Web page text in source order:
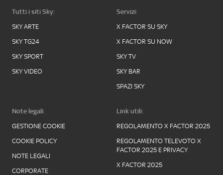
Tutti i siti Sky:
SKY ARTE
SKY TG24
SKY SPORT
SKY VIDEO
Servizi:
X FACTOR SU SKY
X FACTOR SU NOW
SKY TV
SKY BAR
SPAZI SKY
Note legali:
GESTIONE COOKIE
COOKIE POLICY
NOTE LEGALI
CORPORATE
Link utili:
REGOLAMENTO X FACTOR 2025
REGOLAMENTO TELEVOTO X
FACTOR 2025 E PRIVACY
X FACTOR 2025